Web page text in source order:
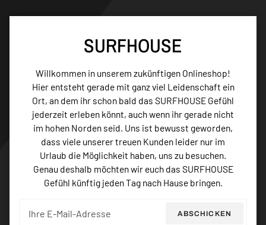
SURFHOUSE
Willkommen in unserem zukünftigen Onlineshop!
Hier entsteht gerade mit ganz viel Leidenschaft ein
Ort, an dem ihr schon bald das SURFHOUSE Gefühl
jederzeit erleben könnt, auch wenn ihr gerade nicht
im hohen Norden seid. Uns ist bewusst geworden,
dass viele unserer treuen Kunden leider nur im
Urlaub die Möglichkeit haben, uns zu besuchen.
Genau deshalb möchten wir euch das SURFHOUSE
Gefühl künftig jeden Tag nach Hause bringen.
Mail
ABSCHICKEN